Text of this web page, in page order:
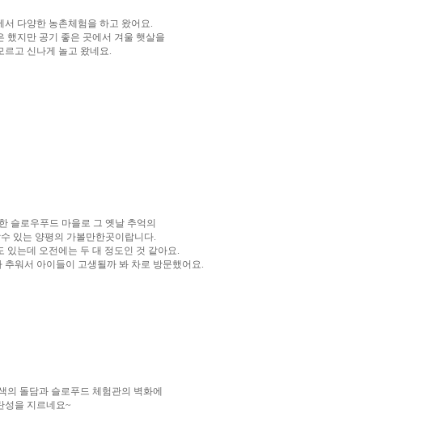
다양한 농촌체험을 하고 왔어요.
했지만 공기 좋은 곳에서 겨울 햇살을
르고 신나게 놀고 왔네요.
슬로우푸드 마을로 그 옛날 추억의
있는 양평의 가볼만한곳이랍니다.
있는데 오전에는 두 대 정도인 것 같아요.
워서 아이들이 고생될까 봐 차로 방문했어요.
의 돌담과 슬로푸드 체험관의 벽화에
성을 지르네요~